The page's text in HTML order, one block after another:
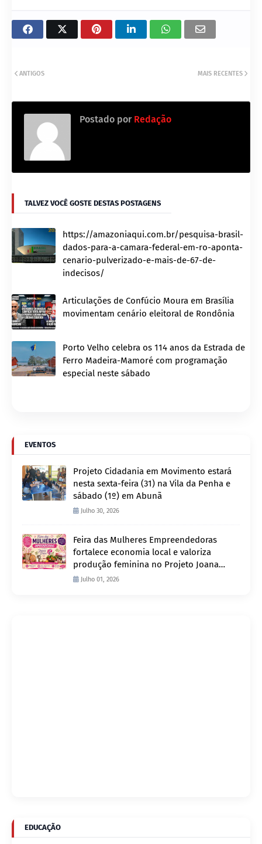
MAIS RECENTES
ANTIGOS
Postado por Redação
TALVEZ VOCÊ GOSTE DESTAS POSTAGENS
https://amazoniaqui.com.br/pesquisa-brasil-
dados-para-a-camara-federal-em-ro-aponta-
cenario-pulverizado-e-mais-de-67-de-
indecisos/
Articulações de Confúcio Moura em Brasília
movimentam cenário eleitoral de Rondônia
Porto Velho celebra os 114 anos da Estrada de
Ferro Madeira-Mamoré com programação
especial neste sábado
EVENTOS
Projeto Cidadania em Movimento estará
nesta sexta-feira (31) na Vila da Penha e
sábado (1º) em Abunã
Julho 30, 2026
Feira das Mulheres Empreendedoras
fortalece economia local e valoriza
produção feminina no Projeto Joana
D’Arc
Julho 01, 2026
EDUCAÇÃO